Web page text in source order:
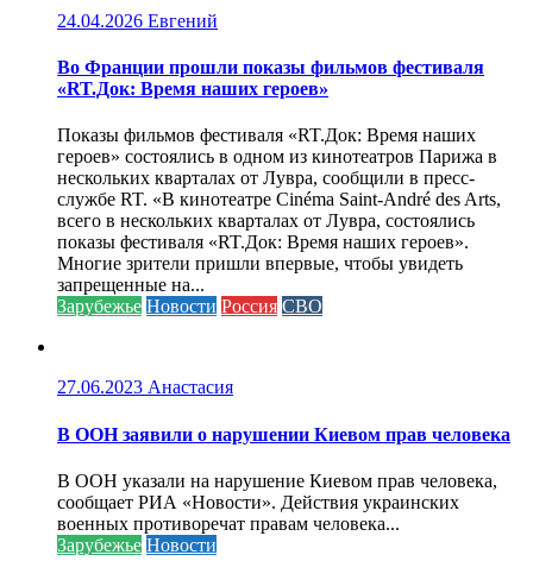
24.04.2026 Евгений
Во Франции прошли показы фильмов фестиваля
«RT.Док: Время наших героев»
Показы фильмов фестиваля «RT.Док: Время наших
героев» состоялись в одном из кинотеатров Парижа в
нескольких кварталах от Лувра, сообщили в пресс-
службе RT. «В кинотеатре Cinéma Saint-André des Arts,
всего в нескольких кварталах от Лувра, состоялись
показы фестиваля «RT.Док: Время наших героев».
Многие зрители пришли впервые, чтобы увидеть
запрещенные на...
Зарубежье Новости Россия СВО
27.06.2023 Анастасия
В ООН заявили о нарушении Киевом прав человека
В ООН указали на нарушение Киевом прав человека,
сообщает РИА «Новости». Действия украинских
военных противоречат правам человека...
Зарубежье Новости